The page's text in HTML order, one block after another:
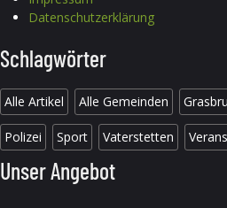
Datenschutzerklärung
Schlagwörter
Alle Artikel Alle Gemeinden
Polizei Sport Vaterstetten
Unser Angebot